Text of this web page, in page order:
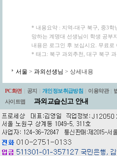
* 내용요약 : 지역-대구 북구, 중3학
망하는 계명대 선생님이 학생 공부
내용은 로그인 후 보십시요. 무료로
* 태그: 북구 과외추천, 대구 북구 과
서울 > 과외선생님 > 상세내용
PC화면 공지 개인정보취급방침 이용약관
사이트맵
과외교습신고 안내